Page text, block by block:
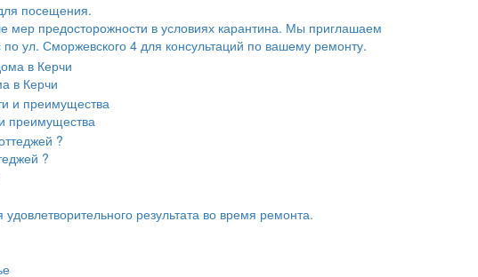
посещения.
предосторожности в условиях карантина. Мы приглашаем
ул. Сморжевского 4 для консультаций по вашему ремонту.
в Керчи
преимущества
?
результата во время ремонта.